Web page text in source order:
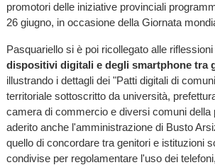
promotori delle iniziative provinciali
26 giugno, in occasione della Giornata
Pasquariello si è poi ricollegato alle riflessioni
dispositivi digitali e degli smartphone tra
illustrando i dettagli dei "Patti digitali di
territoriale sottoscritto da università,
camera di commercio e diversi comuni della
aderito anche l'amministrazione di Busto
quello di concordare tra genitori e istituzioni
condivise per regolamentare l'uso dei